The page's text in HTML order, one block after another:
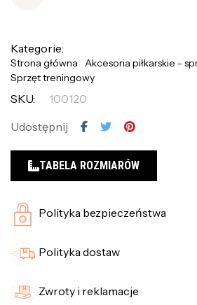
Kategorie:
Strona główna
Akcesoria piłkarskie -
Sprzęt treningowy
SKU:
100120
Udostępnij
TABELA ROZMIARÓW
Polityka bezpieczeństwa
Polityka dostaw
Zwroty i reklamacje